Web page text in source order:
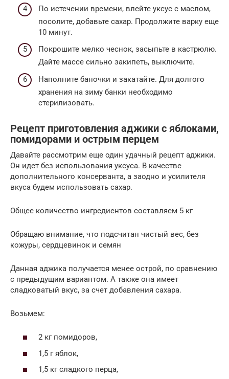
По истечении времени, влейте уксус с маслом,
посолите, добавьте сахар. Продолжите варку еще
10 минут.
Покрошите мелко чеснок, засыпьте в кастрюлю.
Дайте массе сильно закипеть, выключите.
Наполните баночки и закатайте. Для долгого
хранения на зиму банки необходимо
стерилизовать.
Рецепт приготовления аджики с яблоками,
помидорами и острым перцем
Давайте рассмотрим еще один удачный рецепт аджики.
Он идет без использования уксуса. В качестве
дополнительного консерванта, а заодно и усилителя
вкуса будем использовать сахар.
Общее количество ингредиентов составляем 5 кг
Обращаю внимание, что подсчитан чистый вес, без
кожуры, сердцевинок и семян
Данная аджика получается менее острой, по сравнению
с предыдущим вариантом. А также она имеет
сладковатый вкус, за счет добавления сахара.
Возьмем:
2 кг помидоров,
1,5 г яблок,
1,5 кг сладкого перца,